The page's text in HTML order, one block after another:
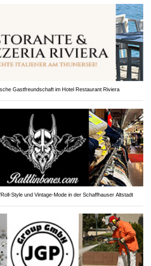
Gastfreundschaft im Hotel Restaurant Riviera
Style und Vintage-Mode in der Schaffhauser Altstadt